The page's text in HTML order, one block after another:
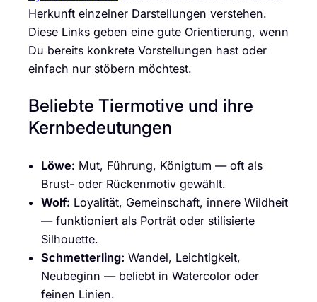
Herkunft einzelner Darstellungen verstehen.
Diese Links geben eine gute Orientierung, wenn
Du bereits konkrete Vorstellungen hast oder
einfach nur stöbern möchtest.
Beliebte Tiermotive und ihre
Kernbedeutungen
Löwe: Mut, Führung, Königtum — oft als
Brust- oder Rückenmotiv gewählt.
Wolf: Loyalität, Gemeinschaft, innere Wildheit
— funktioniert als Porträt oder stilisierte
Silhouette.
Schmetterling: Wandel, Leichtigkeit,
Neubeginn — beliebt in Watercolor oder
feinen Linien.